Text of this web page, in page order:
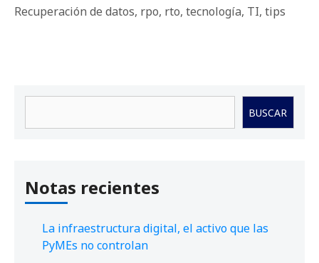
Recuperación de datos, rpo, rto, tecnología, TI, tips
BUSCAR
Notas recientes
La infraestructura digital, el activo que las
PyMEs no controlan